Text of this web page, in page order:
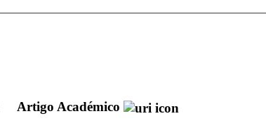
Artigo Académico